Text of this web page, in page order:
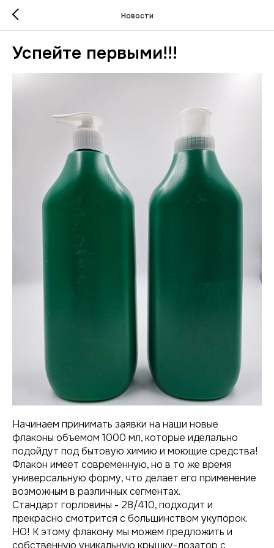
Новости
Успейте первыми!!!
Начинаем принимать заявки на наши новые
флаконы объемом 1000 мл, которые иделально
подойдут под бытовую химию и моющие средства!
Флакон имеет современную, но в то же время
универсальную форму, что делает его применение
возможным в различных сегментах.
Стандарт горловины - 28/410, подходит и
прекрасно смотрится с большинством укупорок.
НО! К этому флакону мы можем предложить и
собственную уникальную крышку-дозатор с